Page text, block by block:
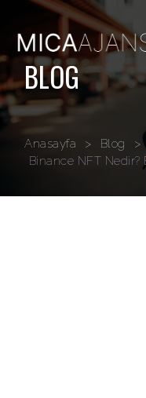
BLOG
Anasayfa > Blog
>
Binance NFT Nedir?